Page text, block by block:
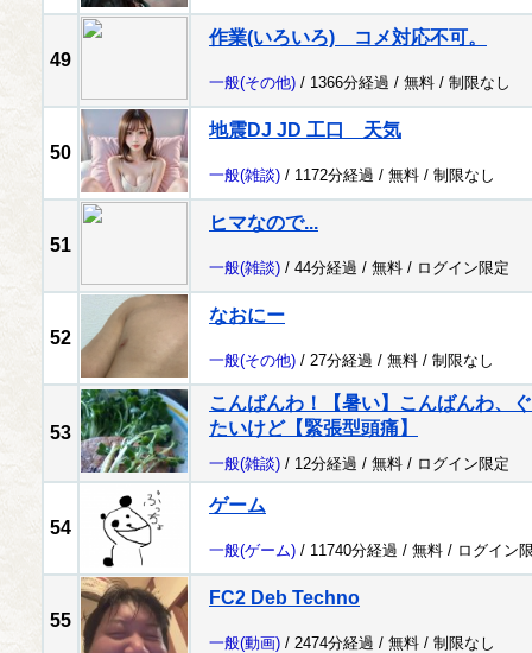
49
作業(いろいろ) コメ対応不可。
一般(その他) / 1366分経過 / 無料 / 制限なし
50
地震DJ JD 工口 天気
一般(雑談) / 1172分経過 / 無料 / 制限なし
51
ヒマなので...
一般(雑談) / 44分経過 / 無料 / ログイン限定
52
なおにー
一般(その他) / 27分経過 / 無料 / 制限なし
53
こんばんわ！【暑い】こんばんわ、
たいけど【緊張型頭痛】
一般(雑談) / 12分経過 / 無料 / ログイン限定
54
ゲーム
一般(ゲーム) / 11740分経過 / 無料 / ログイン
55
FC2 Deb Techno
一般(動画) / 2474分経過 / 無料 / 制限なし